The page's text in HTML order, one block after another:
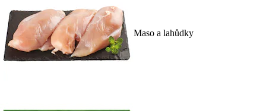
Maso a lahůdky